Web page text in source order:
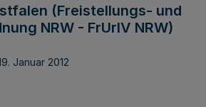
(Freistellungs- und
NRW - FrUrlV NRW)
Januar 2012